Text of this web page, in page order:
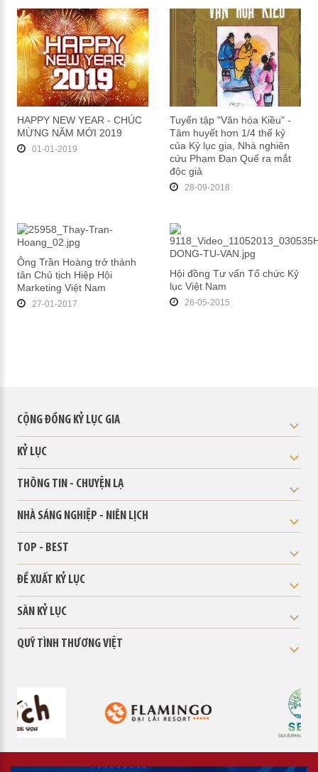
HAPPY NEW YEAR - CHÚC
MỪNG NĂM MỚI 2019
01-01-2019
Tuyển tập "Văn hóa Kiều" -
Tâm huyết hơn 1/4 thế kỷ
của Kỷ lục gia, Nhà nghiên
cứu Phạm Đan Quế ra mắt
độc giả
28-09-2018
Ông Trần Hoàng trở thành
tân Chủ tịch Hiệp Hội
Marketing Việt Nam
27-01-2017
Hội đồng Tư vấn Tổ chức Kỷ
lục Việt Nam
26-05-2015
CỘNG ĐỒNG KỶ LỤC GIA
KỶ LỤC
THÔNG TIN - CHUYỆN LẠ
NHÀ SÁNG NGHIỆP - NIÊN LỊCH
TOP - BEST
ĐỀ XUẤT KỶ LỤC
SÀN KỶ LỤC
QUỸ TÌNH THƯƠNG VIỆT